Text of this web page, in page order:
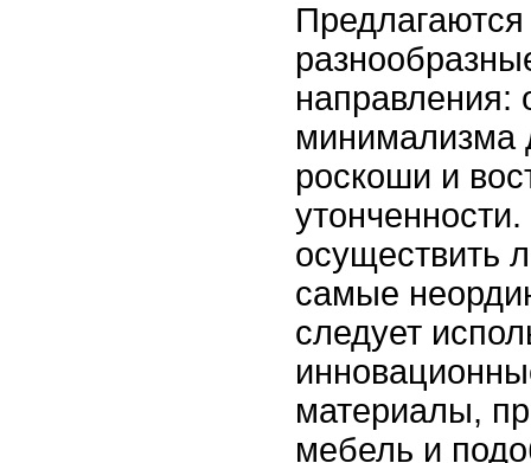
направления:
минимализма
роскоши и
осуществить
самые
следует
материалы,
мебель и